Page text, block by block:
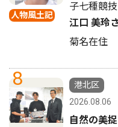
人物風土記
子七種競
江口 美玲
菊名在住
8
港北区
2026.08.06
自然の美